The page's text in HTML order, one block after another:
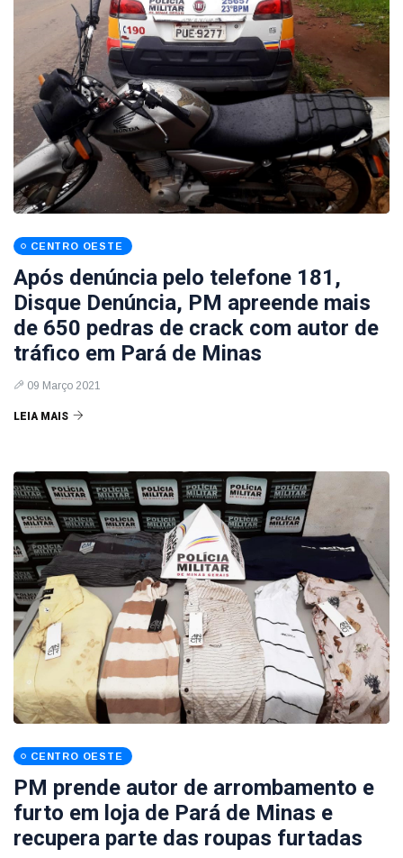
CENTRO OESTE
Após denúncia pelo telefone 181,
Disque Denúncia, PM apreende mais
de 650 pedras de crack com autor de
tráfico em Pará de Minas
09 Março 2021
LEIA MAIS
CENTRO OESTE
PM prende autor de arrombamento e
furto em loja de Pará de Minas e
recupera parte das roupas furtadas